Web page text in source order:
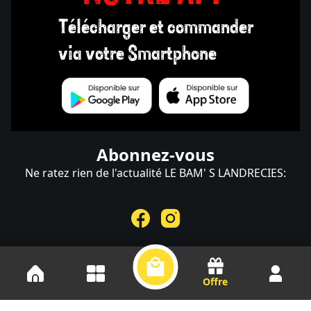
Télécharger et commander
via votre Smartphone
Abonnez-vous
Ne ratez rien de l'actualité LE BAM' S LANDRECIES:
Offre